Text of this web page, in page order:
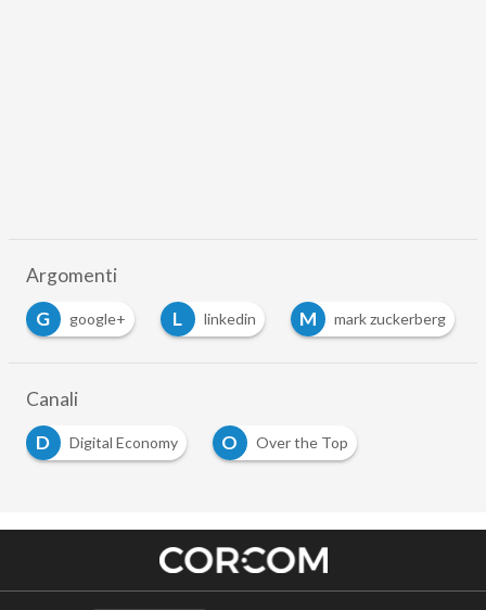
Argomenti
G
google+ L linkedin M mark zuckerberg
Canali
D
Digital Economy O Over the Top